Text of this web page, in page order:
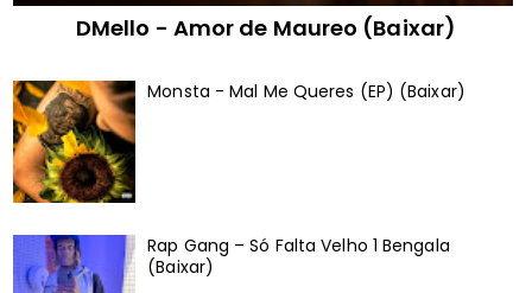
DMello - Amor de Maureo (Baixar)
Monsta - Mal Me Queres (EP) (Baixar)
Rap Gang – Só Falta Velho 1 Bengala
(Baixar)